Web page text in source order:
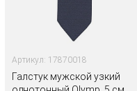
Артикул: 17870018
Галстук мужской узкий